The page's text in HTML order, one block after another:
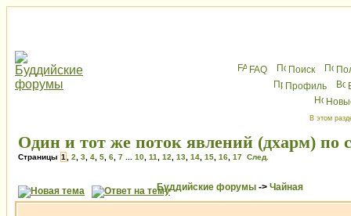
FAQ Поиск
Профиль
В этом
Один и тот же поток явлений (дхарм) по
Страницы 1 2 3 4 5 6 7 10 11 12 13 14 15 16 17 След.
Буддийские форумы -> Чайная